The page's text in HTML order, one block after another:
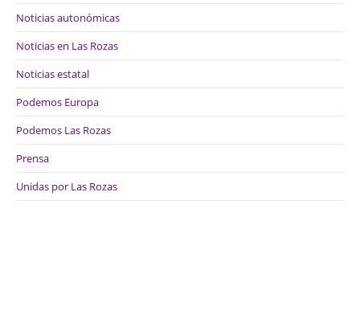
Noticias autonómicas
Noticias en Las Rozas
Noticias estatal
Podemos Europa
Podemos Las Rozas
Prensa
Unidas por Las Rozas